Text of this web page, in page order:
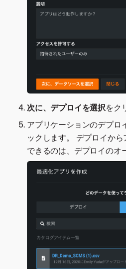
次に、デプロイを選択をク
アプリケーションのデプロ
ックします。 デプロイか
できるのは、デプロイのオ